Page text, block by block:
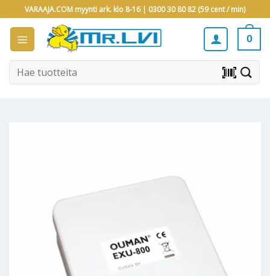
to
content
VARAAJA.COM myynti ark. klo 8-16 | 0300 30 80 82 (59 cent / min)
0
Etsi: barcode_scanner